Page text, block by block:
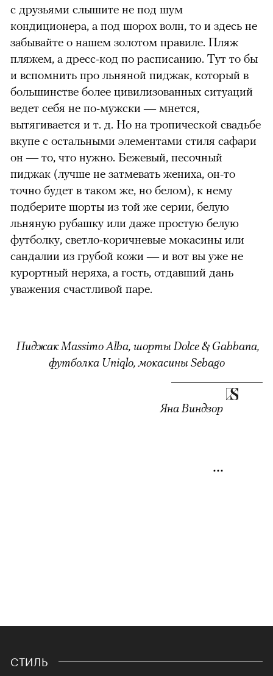
с друзьями слышите не под шум
кондиционера, а под шорох волн, то и здесь не
забывайте о нашем золотом правиле. Пляж
пляжем, а дресс-код по расписанию. Тут то бы
и вспомнить про льняной пиджак, который в
большинстве более цивилизованных ситуаций
ведет себя не по-мужски — мнется,
вытягивается и т. д. Но на тропической свадьбе
вкупе с остальными элементами стиля сафари
он — то, что нужно. Бежевый, песочный
пиджак (лучше не затмевать жениха, он-то
точно будет в таком же, но белом), к нему
подберите шорты из той же серии, белую
льняную рубашку или даже простую белую
футболку, светло-коричневые мокасины или
сандалии из грубой кожи — и вот вы уже не
курортный неряха, а гость, отдавший дань
уважения счастливой паре.
Пиджак Massimo Alba, шорты Dolce & Gabbana,
футболка Uniqlo, мокасины Sebago
Яна Виндзор
СТИЛЬ